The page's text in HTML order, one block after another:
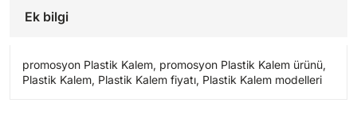
Ek bilgi
promosyon Plastik Kalem, promosyon Plastik Kalem ürünü,
Plastik Kalem, Plastik Kalem fiyatı, Plastik Kalem modelleri